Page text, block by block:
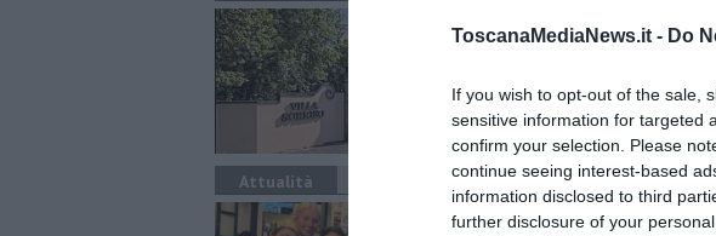
ToscanaMediaNews.it - Do
If you wish to opt-out of the sale,
sensitive information for targeted
confirm your selection. Please
continue seeing interest-based
information disclosed to third
further disclosure of your
De mente
Attualità DOMENICA07
Gita in Toscana